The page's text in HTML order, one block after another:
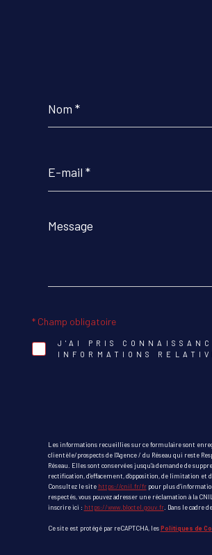
*
mail
*
Message
J'AI PRIS
INFORMATIONS
* Champ obligatoire
Les informations recueillies sur ce formulaire sont
clientèle/prospects de l'Agence / du Réseau qui reste
Réseau. Elles sont conservées jusqu'à demande de
rectification, d’effacement, d’opposition, de limitation
Consultez le site https://cnil.fr/frpour plus
respectés, vous pouvez adresser une réclamation à la
inscrire ici : https://www.bloctel.gouv.fr. Dans le cadre
Ce site est protégé par reCAPTCHA, lesPolitiques de